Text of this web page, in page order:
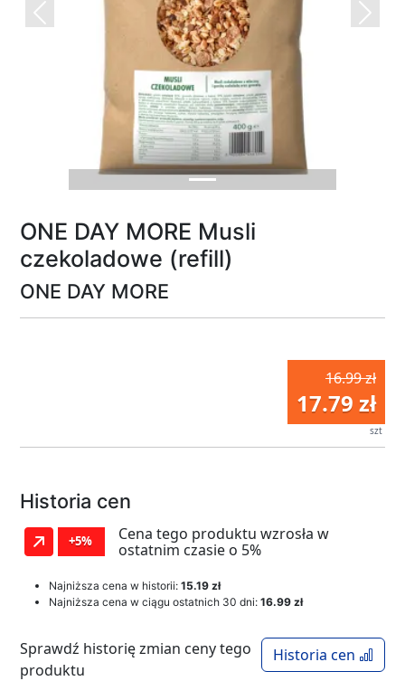
Previous Next
ONE DAY MORE Musli
czekoladowe (refill)
ONE DAY MORE
16.99 zł
17.79 zł
szt
Historia cen
+5%
Cena tego produktu wzrosła w
ostatnim czasie o 5%
Najniższa cena w historii: 15.19 zł
Najniższa cena w ciągu ostatnich 30 dni: 16.99 zł
Historia cen
Sprawdź historię zmian ceny tego
produktu